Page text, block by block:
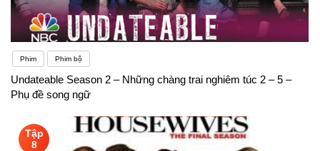
Phim Phim bộ
Undateable Season 2 – Những chàng trai nghiêm túc 2 – 5 –
Phụ đề song ngữ
Tập
8